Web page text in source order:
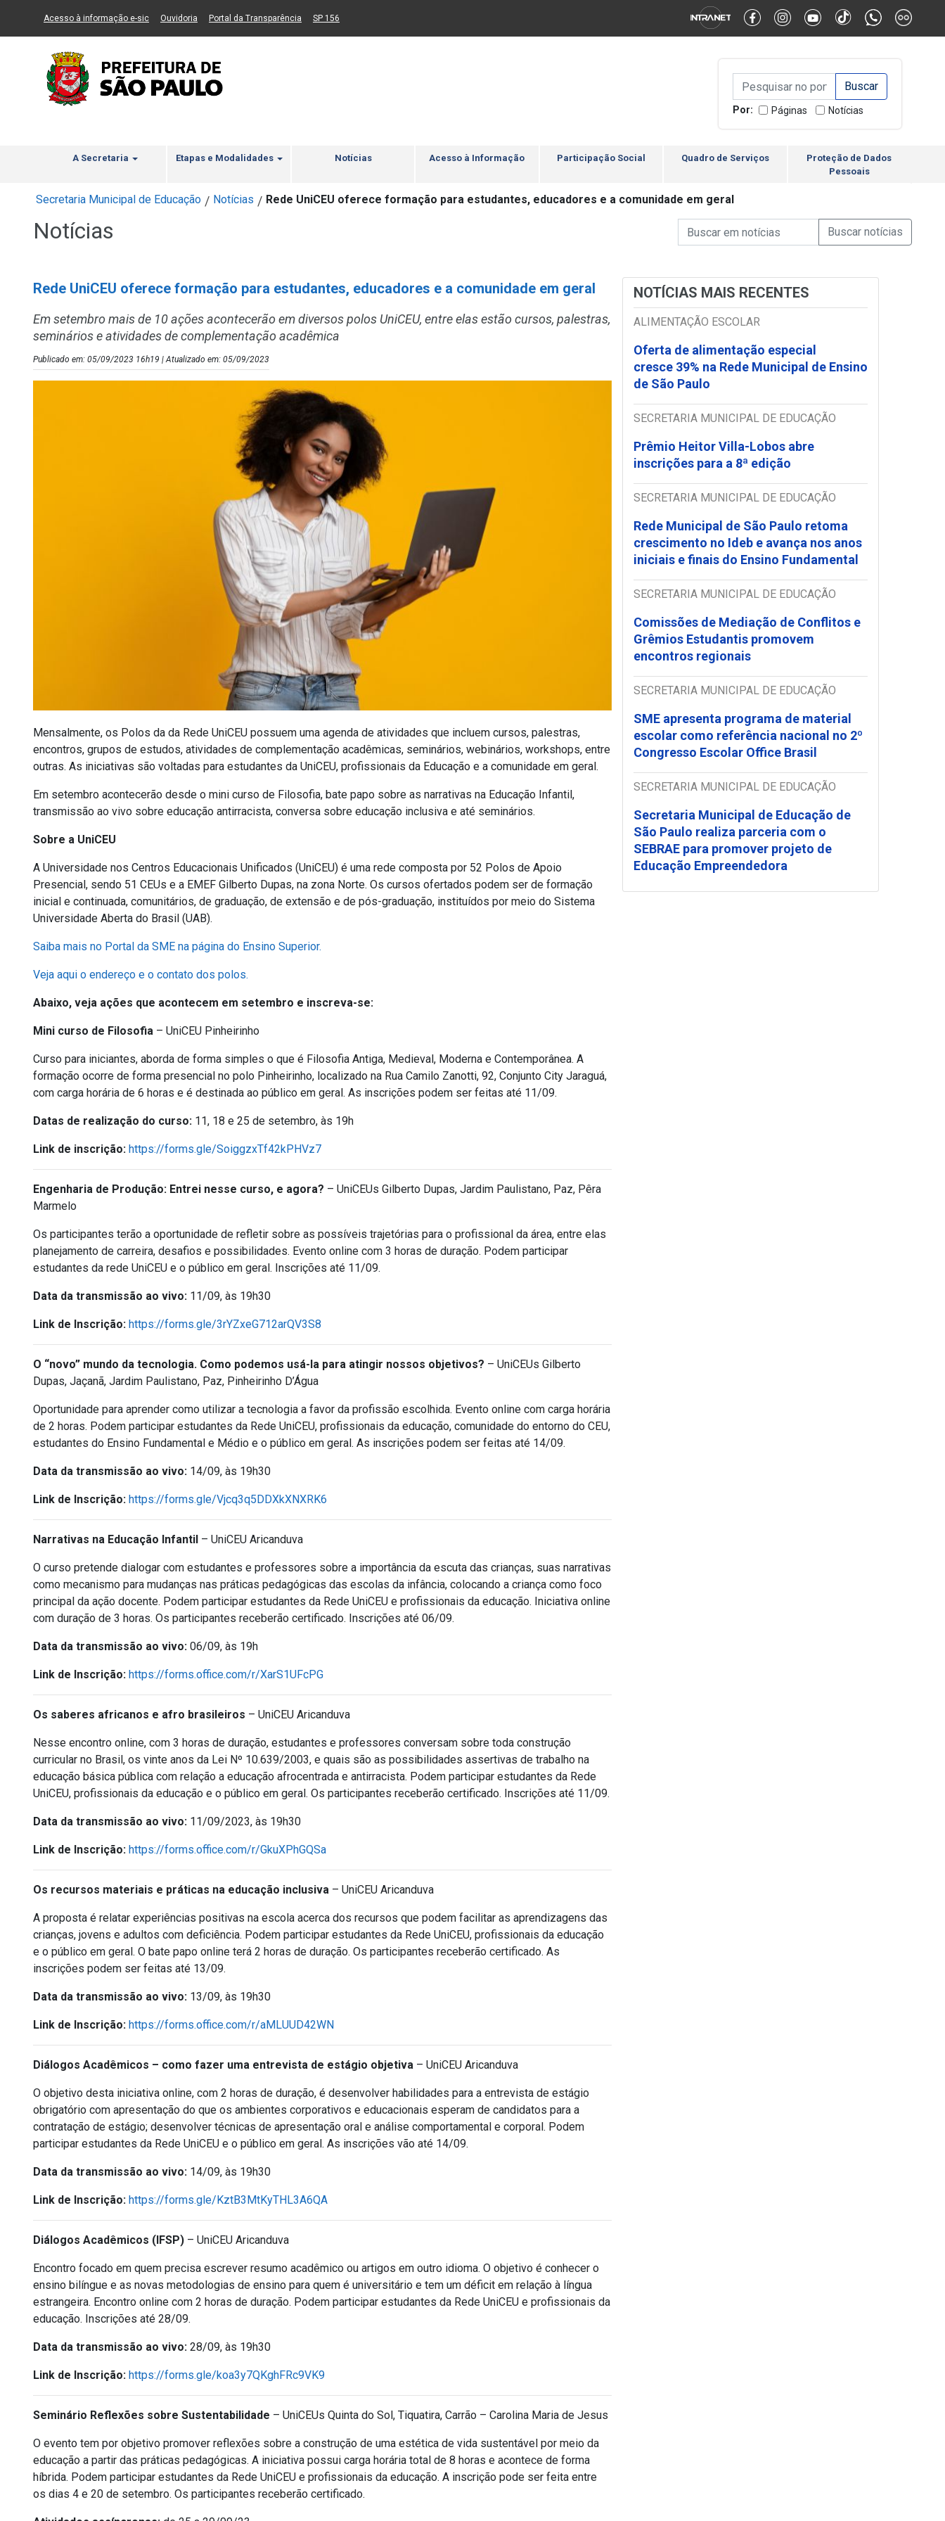
Ir ao Conteúdo Ir para menu principal 2 Ir para busca Ir para rodapé Alternar Alto Contraste Alternar Tamanho da Fonte
Acesso à informação e-sic(Link para um novo sítio)
Ouvidoria (Link para um novo sítio)
Portal da Transparência (Link para um novo sítio)
SP 156
Campo de Busca de
Campo de Busca de informaçõesEnviar a Busca
Por: Páginas Notícias
A Secretaria Etapas e Modalidades Notícias Acesso à Informação Participação Social Quadro de Serviços
Proteção de Dados
Pessoais
Secretaria Municipal de Educação / Notícias / Rede UniCEU oferece formação para estudantes, educadores e a comunidade em geral
Notícias Campo de Busca de Notícias
Campo de Busca de informaçõesEnviar a Busca de
Rede UniCEU oferece formação para estudantes, educadores e a comunidade em geral
Em setembro mais de 10 ações acontecerão em diversos polos UniCEU, entre elas estão cursos, palestras,
seminários e atividades de complementação acadêmica
Publicado em: 05/09/2023 16h19 | Atualizado em: 05/09/2023
Mensalmente, os Polos da da Rede UniCEU possuem uma agenda de atividades que incluem cursos, palestras,
encontros, grupos de estudos, atividades de complementação acadêmicas, seminários, webinários, workshops, entre
outras. As iniciativas são voltadas para estudantes da UniCEU, profissionais da Educação e a comunidade em geral.
Em setembro acontecerão desde o mini curso de Filosofia, bate papo sobre as narrativas na Educação Infantil,
transmissão ao vivo sobre educação antirracista, conversa sobre educação inclusiva e até seminários.
Sobre a UniCEU
A Universidade nos Centros Educacionais Unificados (UniCEU) é uma rede composta por 52 Polos de Apoio
Presencial, sendo 51 CEUs e a EMEF Gilberto Dupas, na zona Norte. Os cursos ofertados podem ser de formação
inicial e continuada, comunitários, de graduação, de extensão e de pós-graduação, instituídos por meio do Sistema
Universidade Aberta do Brasil (UAB).
Saiba mais no Portal da SME na página do Ensino Superior.
Veja aqui o endereço e o contato dos polos.
Abaixo, veja ações que acontecem em setembro e inscreva-se:
Mini curso de Filosofia – UniCEU Pinheirinho
Curso para iniciantes, aborda de forma simples o que é Filosofia Antiga, Medieval, Moderna e Contemporânea. A
formação ocorre de forma presencial no polo Pinheirinho, localizado na Rua Camilo Zanotti, 92, Conjunto City Jaraguá,
com carga horária de 6 horas e é destinada ao público em geral. As inscrições podem ser feitas até 11/09.
Datas de realização do curso: 11, 18 e 25 de setembro, às 19h
Link de inscrição: https://forms.gle/SoiggzxTf42kPHVz7
Engenharia de Produção: Entrei nesse curso, e agora? – UniCEUs Gilberto Dupas, Jardim Paulistano, Paz, Pêra
Marmelo
Os participantes terão a oportunidade de refletir sobre as possíveis trajetórias para o profissional da área, entre elas
planejamento de carreira, desafios e possibilidades. Evento online com 3 horas de duração. Podem participar
estudantes da rede UniCEU e o público em geral. Inscrições até 11/09.
Data da transmissão ao vivo: 11/09, às 19h30
Link de Inscrição: https://forms.gle/3rYZxeG712arQV3S8
O “novo” mundo da tecnologia. Como podemos usá-la para atingir nossos objetivos? – UniCEUs Gilberto
Dupas, Jaçanã, Jardim Paulistano, Paz, Pinheirinho D’Água
Oportunidade para aprender como utilizar a tecnologia a favor da profissão escolhida. Evento online com carga horária
de 2 horas. Podem participar estudantes da Rede UniCEU, profissionais da educação, comunidade do entorno do CEU,
estudantes do Ensino Fundamental e Médio e o público em geral. As inscrições podem ser feitas até 14/09.
Data da transmissão ao vivo: 14/09, às 19h30
Link de Inscrição: https://forms.gle/Vjcq3q5DDXkXNXRK6
Narrativas na Educação Infantil – UniCEU Aricanduva
O curso pretende dialogar com estudantes e professores sobre a importância da escuta das crianças, suas narrativas
como mecanismo para mudanças nas práticas pedagógicas das escolas da infância, colocando a criança como foco
principal da ação docente. Podem participar estudantes da Rede UniCEU e profissionais da educação. Iniciativa online
com duração de 3 horas. Os participantes receberão certificado. Inscrições até 06/09.
Data da transmissão ao vivo: 06/09, às 19h
Link de Inscrição: https://forms.office.com/r/XarS1UFcPG
Os saberes africanos e afro brasileiros – UniCEU Aricanduva
Nesse encontro online, com 3 horas de duração, estudantes e professores conversam sobre toda construção
curricular no Brasil, os vinte anos da Lei Nº 10.639/2003, e quais são as possibilidades assertivas de trabalho na
educação básica pública com relação a educação afrocentrada e antirracista. Podem participar estudantes da Rede
UniCEU, profissionais da educação e o público em geral. Os participantes receberão certificado. Inscrições até 11/09.
Data da transmissão ao vivo: 11/09/2023, às 19h30
Link de Inscrição: https://forms.office.com/r/GkuXPhGQSa
Os recursos materiais e práticas na educação inclusiva – UniCEU Aricanduva
A proposta é relatar experiências positivas na escola acerca dos recursos que podem facilitar as aprendizagens das
crianças, jovens e adultos com deficiência. Podem participar estudantes da Rede UniCEU, profissionais da educação
e o público em geral. O bate papo online terá 2 horas de duração. Os participantes receberão certificado. As
inscrições podem ser feitas até 13/09.
Data da transmissão ao vivo: 13/09, às 19h30
Link de Inscrição: https://forms.office.com/r/aMLUUD42WN
Diálogos Acadêmicos – como fazer uma entrevista de estágio objetiva – UniCEU Aricanduva
O objetivo desta iniciativa online, com 2 horas de duração, é desenvolver habilidades para a entrevista de estágio
obrigatório com apresentação do que os ambientes corporativos e educacionais esperam de candidatos para a
contratação de estágio; desenvolver técnicas de apresentação oral e análise comportamental e corporal. Podem
participar estudantes da Rede UniCEU e o público em geral. As inscrições vão até 14/09.
Data da transmissão ao vivo: 14/09, às 19h30
Link de Inscrição: https://forms.gle/KztB3MtKyTHL3A6QA
Diálogos Acadêmicos (IFSP) – UniCEU Aricanduva
Encontro focado em quem precisa escrever resumo acadêmico ou artigos em outro idioma. O objetivo é conhecer o
ensino bilíngue e as novas metodologias de ensino para quem é universitário e tem um déficit em relação à língua
estrangeira. Encontro online com 2 horas de duração. Podem participar estudantes da Rede UniCEU e profissionais da
educação. Inscrições até 28/09.
Data da transmissão ao vivo: 28/09, às 19h30
Link de Inscrição: https://forms.gle/koa3y7QKghFRc9VK9
Seminário Reflexões sobre Sustentabilidade – UniCEUs Quinta do Sol, Tiquatira, Carrão – Carolina Maria de Jesus
O evento tem por objetivo promover reflexões sobre a construção de uma estética de vida sustentável por meio da
educação a partir das práticas pedagógicas. A iniciativa possui carga horária total de 8 horas e acontece de forma
híbrida. Podem participar estudantes da Rede UniCEU e profissionais da educação. A inscrição pode ser feita entre
os dias 4 e 20 de setembro. Os participantes receberão certificado.
NOTÍCIAS MAIS RECENTES
ALIMENTAÇÃO ESCOLAR
Oferta de alimentação especial
cresce 39% na Rede Municipal de Ensino
de São Paulo
SECRETARIA MUNICIPAL DE EDUCAÇÃO
Prêmio Heitor Villa-Lobos abre
inscrições para a 8ª edição
SECRETARIA MUNICIPAL DE EDUCAÇÃO
Rede Municipal de São Paulo retoma
crescimento no Ideb e avança nos anos
iniciais e finais do Ensino Fundamental
SECRETARIA MUNICIPAL DE EDUCAÇÃO
Comissões de Mediação de Conflitos e
Grêmios Estudantis promovem
encontros regionais
SECRETARIA MUNICIPAL DE EDUCAÇÃO
SME apresenta programa de material
escolar como referência nacional no 2º
Congresso Escolar Office Brasil
SECRETARIA MUNICIPAL DE EDUCAÇÃO
Secretaria Municipal de Educação de
São Paulo realiza parceria com o
SEBRAE para promover projeto de
Educação Empreendedora